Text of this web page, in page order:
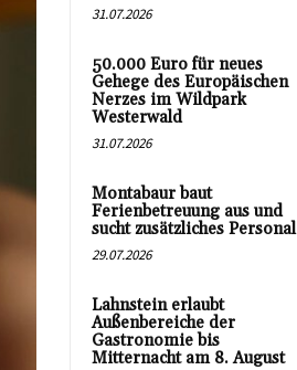
31.07.2026
50.000 Euro für neues
Gehege des Europäischen
Nerzes im Wildpark
Westerwald
31.07.2026
Montabaur baut
Ferienbetreuung aus und
sucht zusätzliches Personal
29.07.2026
Lahnstein erlaubt
Außenbereiche der
Gastronomie bis
Mitternacht am 8. August